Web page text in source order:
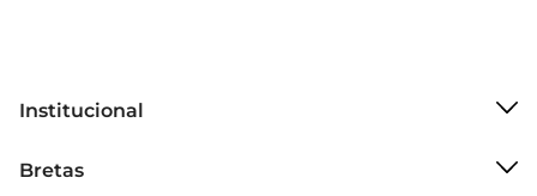
Institucional
Grupo Cencosud
Bretas